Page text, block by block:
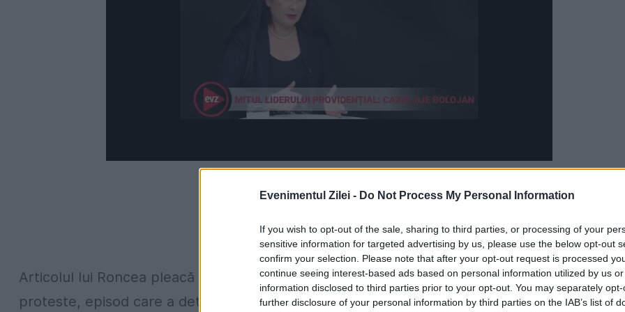
Evenimentul Zilei - Do Not Process My Personal Information
If you wish to opt-out of the sale, sharing to third parties, or processing of your
sensitive information for targeted advertising by us, please use the below opt-out
confirm your selection. Please note that after your opt-out request is processed
continue seeing interest-based ads based on personal information utilized by us
information disclosed to third parties prior to your opt-out. You may separately
further disclosure of your personal information by third parties on the IAB’s list of
Articolul lui Roncea pleacă de la cazul unei activiste amendată cu 2.000 de lei pentru
proteste, episod care a determinat site-ul condus de Alina Mungiu Pippidi să deschidă un